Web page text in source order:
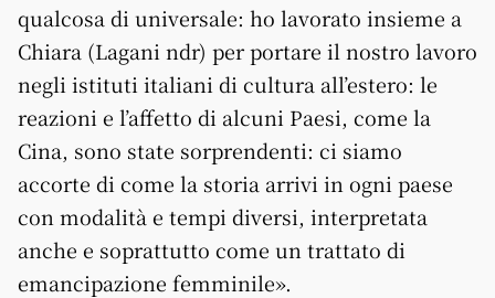
qualcosa di universale: ho lavorato insieme a
Chiara (Lagani ndr) per portare il nostro lavoro
negli istituti italiani di cultura all’estero: le
reazioni e l’affetto di alcuni Paesi, come la
Cina, sono state sorprendenti: ci siamo
accorte di come la storia arrivi in ogni paese
con modalità e tempi diversi, interpretata
anche e soprattutto come un trattato di
emancipazione femminile».